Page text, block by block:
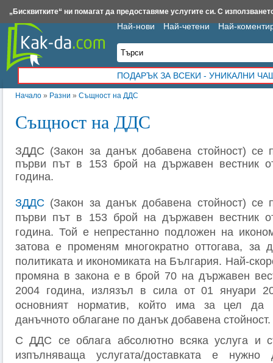
Начало » Разни » Същност на ДДС
Същност на ДДС
ЗДДС (Закон за данък добавена стойност) се
първи път в 153 брой на държавен вестник
година.
ЗДДС (Закон за данък добавена стойност) се
първи път в 153 брой на държавен вестник
година. Той е непрестанно подложен на
затова е променям многократно оттогава, за
политиката и икономиката на България. Най-
промяна в закона е в брой 70 на държавен
2004 година, излязъл в сила от 01 януари
основният норматив, който има за цел да
данъчното облагане по данък добавена стойност.
С ДДС се облага абсолютно всяка услуга и
изпълняваща услугата/доставката е
Най-нови Най-четени Най-
ПОДАРЪК ЗА ВСЕКИ - УНИКАЛНИ
Insert.bg Framar.bg Kak-da.com Iztochnik.com BauBau.bg NewAge.bg
„Бисквитките“ ни помагат да предоставяме услугите си. С